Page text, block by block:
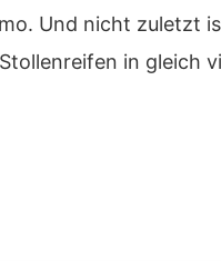
Und nicht zuletzt
in gleich